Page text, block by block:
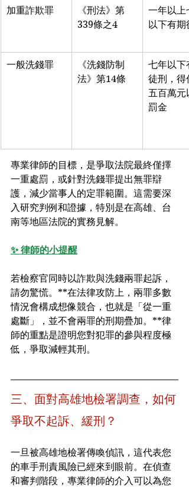
加重詐欺罪
《刑法》第
339條之4
一年以上
以下有期
一般洗錢罪
《洗錢防制
法》第14條
七年以下
徒刑，得
五百萬元
罰金
專業律師的目標，是爭取法院最終僅擇
一重處罰，或針對洗錢罪提出無罪辯
護，減少當事人的定罪範圍。這需要深
入研究判例和證據，特別是在高雄、台
南等地區法院的實務見解。
✨ 律師的小提醒
若檢察官同時以詐欺與洗錢兩罪起訴，
請勿驚慌。**在法律攻防上，兩罪多數
情況會構成想像競合，也就是「從一重
處斷」，並不會兩罪的刑期疊加。**律
師的重點是證明您對犯罪的參與程度極
低，爭取減輕其刑。
三、面對高雄地檢署調查，如何
爭取不起訴、緩刑？
一旦被高雄地檢署傳喚偵訊，這代表您
的車手刑責風險已經來到眼前。在偵查
和審判階段，專業律師的介入可以為您